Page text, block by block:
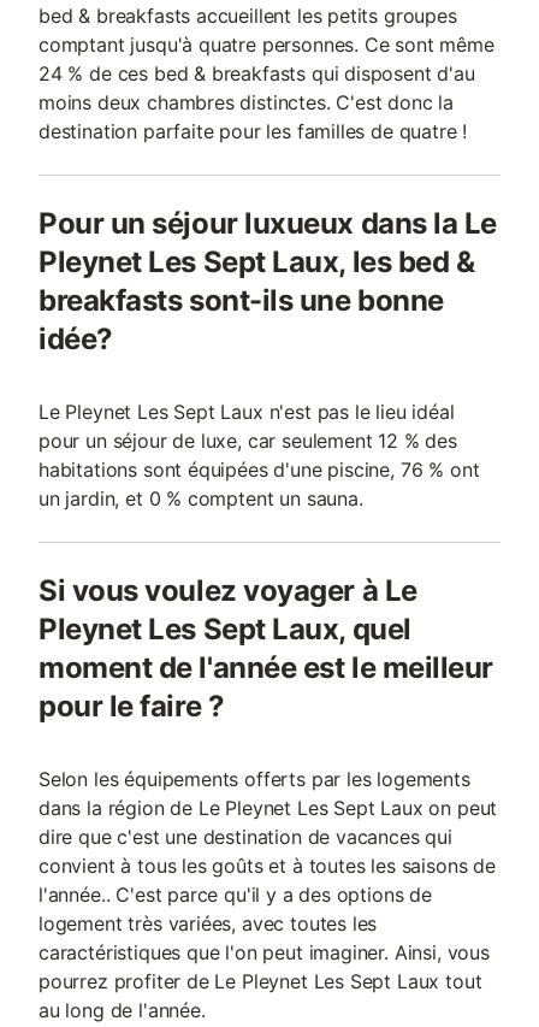
bed & breakfasts accueillent les petits groupes
comptant jusqu'à quatre personnes. Ce sont même
24 % de ces bed & breakfasts qui disposent d'au
moins deux chambres distinctes. C'est donc la
destination parfaite pour les familles de quatre !
Pour un séjour luxueux dans la Le
Pleynet Les Sept Laux, les bed &
breakfasts sont-ils une bonne
idée?
Le Pleynet Les Sept Laux n'est pas le lieu idéal
pour un séjour de luxe, car seulement 12 % des
habitations sont équipées d'une piscine, 76 % ont
un jardin, et 0 % comptent un sauna.
Si vous voulez voyager à Le
Pleynet Les Sept Laux, quel
moment de l'année est le meilleur
pour le faire ?
Selon les équipements offerts par les logements
dans la région de Le Pleynet Les Sept Laux on peut
dire que c'est une destination de vacances qui
convient à tous les goûts et à toutes les saisons de
l'année.. C'est parce qu'il y a des options de
logement très variées, avec toutes les
caractéristiques que l'on peut imaginer. Ainsi, vous
pourrez profiter de Le Pleynet Les Sept Laux tout
au long de l'année.